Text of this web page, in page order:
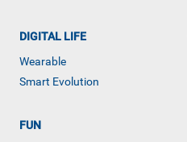
DIGITAL LIFE
Wearable
Smart Evolution
FUN